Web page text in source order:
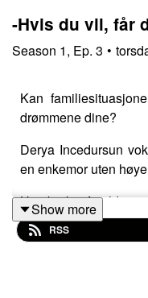
-Hvis du vil, får
Season 1, Ep. 3 •
Kan
drømmene dine?
Derya Incedursun
en enkemor uten
Hun brukte
å kunne bli både
Show more
RSS